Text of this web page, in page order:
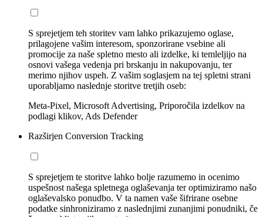
S sprejetjem teh storitev vam lahko prikazujemo oglase,
prilagojene vašim interesom, sponzorirane vsebine ali
promocije za naše spletno mesto ali izdelke, ki temleljijo na
osnovi vašega vedenja pri brskanju in nakupovanju, ter
merimo njihov uspeh. Z vašim soglasjem na tej spletni strani
uporabljamo naslednje storitve tretjih oseb:
Meta-Pixel, Microsoft Advertising, Priporočila izdelkov na
podlagi klikov, Ads Defender
Razširjen Conversion Tracking
S sprejetjem te storitve lahko bolje razumemo in ocenimo
uspešnost našega spletnega oglaševanja ter optimiziramo našo
oglaševalsko ponudbo. V ta namen vaše šifrirane osebne
podatke sinhroniziramo z naslednjimi zunanjimi ponudniki, če